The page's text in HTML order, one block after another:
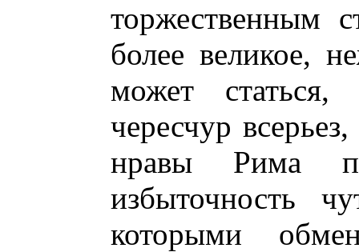
торжественным
более великое,
может
чересчур
нравы Рима
избыточность
которыми